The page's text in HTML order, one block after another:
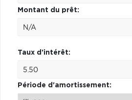
Montant du prêt:
Taux d'intérêt:
Période d'amortissement: